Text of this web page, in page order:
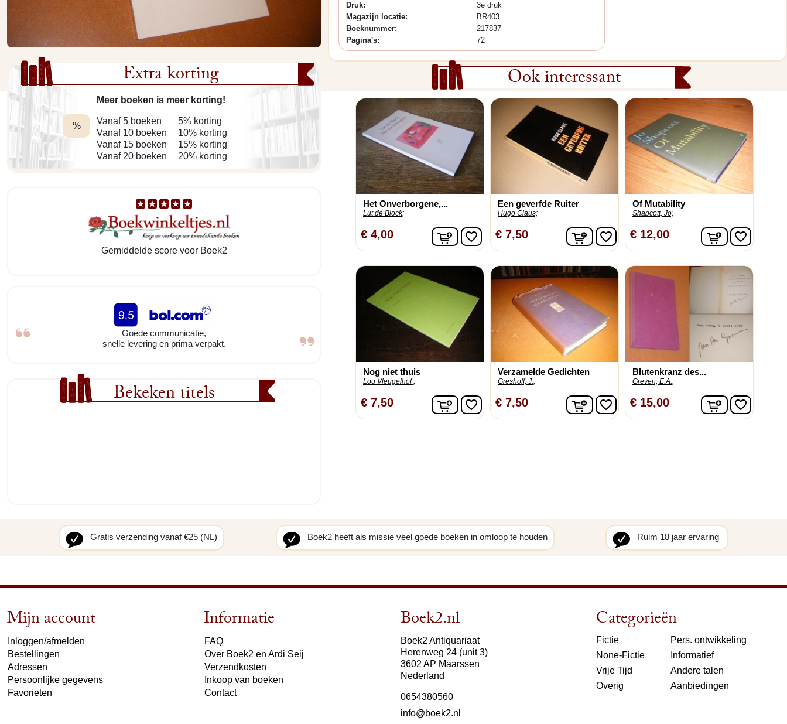
Druk:
3e druk
Magazijn locatie:
BR403
Boeknummer:
217837
Pagina's:
72
Extra korting
%
Meer boeken is meer korting!
Vanaf 5 boeken
Vanaf 10 boeken
Vanaf 15 boeken
Vanaf 20 boeken
5% korting
10% korting
15% korting
20% korting
Gemiddelde score voor Boek2
Goede communicatie,
snelle levering en prima verpakt.
Bekeken titels
Ook interessant
Het Onverborgene,...
Lut de Block;
€ 4,00 In winkelwagen
favorite_border
Een geverfde Ruiter
Hugo Claus;
€ 7,50 In winkelwagen
favorite_border
Of Mutability
Shapcott, Jo;
€ 12,00 Infavorite_border
Nog niet thuis
Lou Vleugelhof ;
€ 7,50 In winkelwagen
favorite_border
Verzamelde Gedichten
Greshoff, J.;
€ 7,50 In winkelwagen
favorite_border
Blutenkranz des...
Greven, E.A.;
€ 15,00 Infavorite_border
Gratis verzending vanaf €25 (NL) Boek2 heeft als missie veel goede boeken in omloop te houden Ruim 18 jaar ervaring
Mijn account
Inloggen/afmelden
Bestellingen
Adressen
Persoonlijke gegevens
Favorieten
Informatie
FAQ
Over Boek2 en Ardi Seij
Verzendkosten
Inkoop van boeken
Contact
Boek2.nl
Boek2 Antiquariaat
Herenweg 24 (unit 3)
3602 AP Maarssen
Nederland
0654380560
info@boek2.nl
Categorieën
Fictie
None-Fictie
Vrije Tijd
Overig
Pers. ontwikkeling
Informatief
Andere talen
Aanbiedingen